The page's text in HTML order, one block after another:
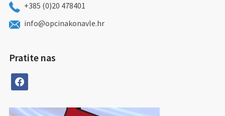
+385 (0)20 478401
info@opcinakonavle.hr
Pratite nas
facebook